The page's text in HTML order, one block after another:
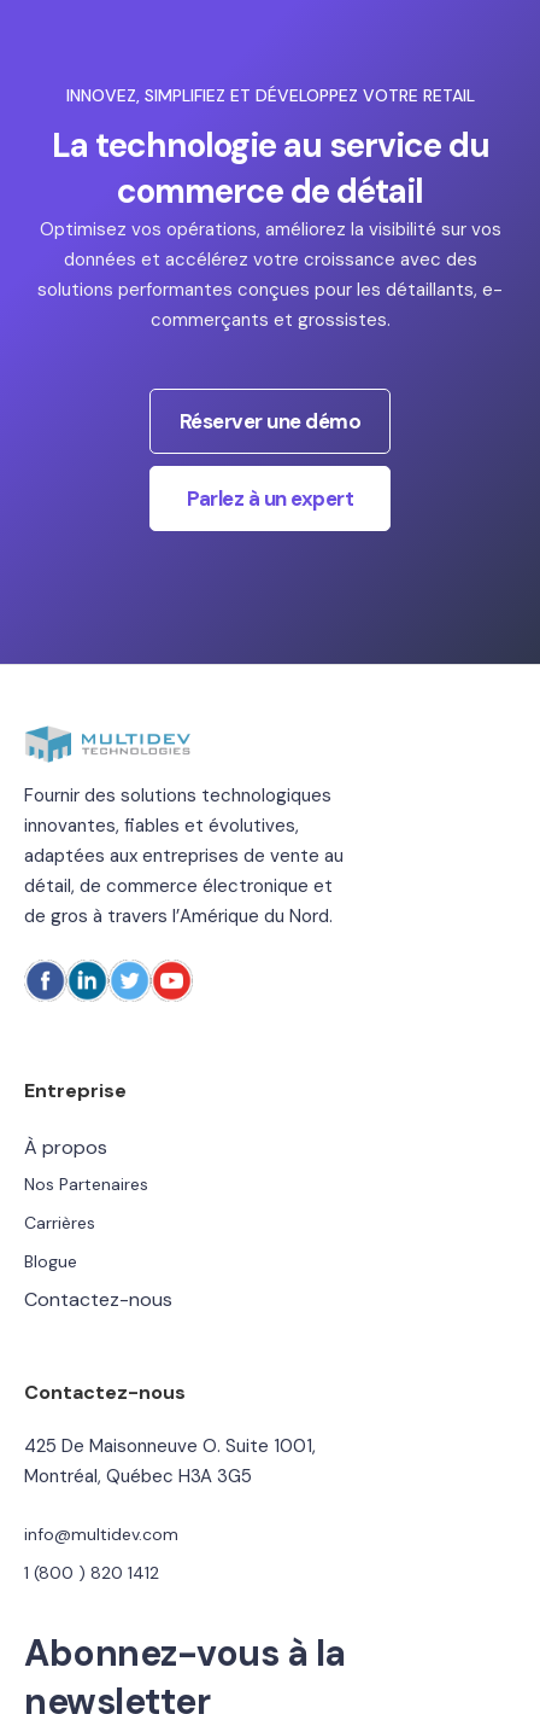
INNOVEZ, SIMPLIFIEZ ET DÉVELOPPEZ VOTRE RETAIL
La technologie au service du
commerce de détail
Optimisez vos opérations, améliorez la visibilité sur vos
données et accélérez votre croissance avec des
solutions performantes conçues pour les détaillants, e-
commerçants et grossistes.
Réserver une démo
Parlez à un expert
Fournir des solutions technologiques
innovantes, fiables et évolutives,
adaptées aux entreprises de vente au
détail, de commerce électronique et
de gros à travers l’Amérique du Nord.
Entreprise
À propos
Nos Partenaires
Carrières
Blogue
Contactez-nous
Contactez-nous
425 De Maisonneuve O. Suite 1001,
Montréal, Québec H3A 3G5
info@multidev.com
1 (800 ) 820 1412
Abonnez-vous à la
newsletter